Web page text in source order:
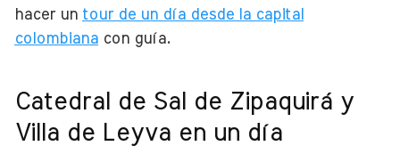
hacer un tour de un día desde la capital
colombiana con guía.
Catedral de Sal de Zipaquirá y
Villa de Leyva en un día